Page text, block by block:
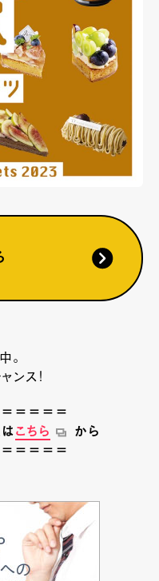
。
ンス！
＝＝＝＝
こちら
から
＝＝＝＝